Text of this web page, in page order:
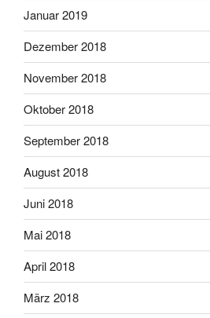
Januar 2019
Dezember 2018
November 2018
Oktober 2018
September 2018
August 2018
Juni 2018
Mai 2018
April 2018
März 2018